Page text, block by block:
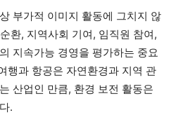
부가적 이미지 활동에 그치지 않
환, 지역사회 기여, 임직원 참여,
지속가능 경영을 평가하는 중요
행과 항공은 자연환경과 지역 관
산업인 만큼, 환경 보전 활동은
.